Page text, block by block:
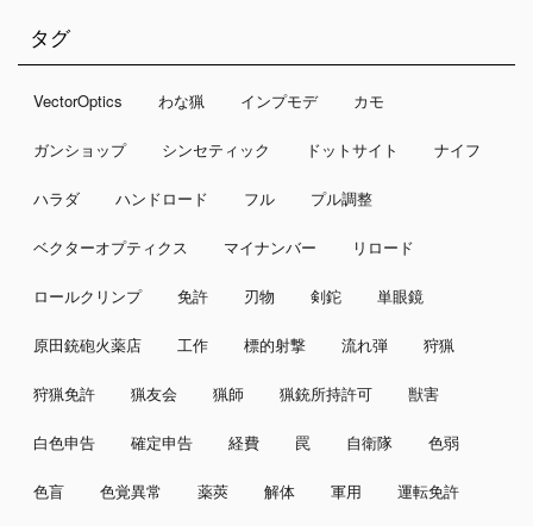
タグ
VectorOptics わな猟 インプモデ カモ
ガンショップ シンセティック ドットサイト ナイフ
ハラダ ハンドロード フル プル調整
ベクターオプティクス マイナンバー リロード
ロールクリンプ 免許 刃物 剣鉈 単眼鏡
原田銃砲火薬店 工作 標的射撃 流れ弾 狩猟
狩猟免許 猟友会 猟師 猟銃所持許可 獣害
白色申告 確定申告 経費 罠 自衛隊 色弱
色盲 色覚異常 薬莢 解体 軍用 運転免許